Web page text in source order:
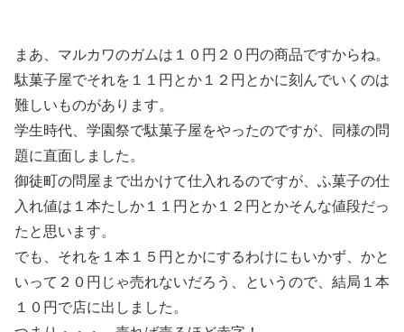
まあ、マルカワのガムは１０円２０円の商品ですからね。
駄菓子屋でそれを１１円とか１２円とかに刻んでいくのは
難しいものがあります。
学生時代、学園祭で駄菓子屋をやったのですが、同様の問
題に直面しました。
御徒町の問屋まで出かけて仕入れるのですが、ふ菓子の仕
入れ値は１本たしか１１円とか１２円とかそんな値段だっ
たと思います。
でも、それを１本１５円とかにするわけにもいかず、かと
いって２０円じゃ売れないだろう、というので、結局１本
１０円で店に出しました。